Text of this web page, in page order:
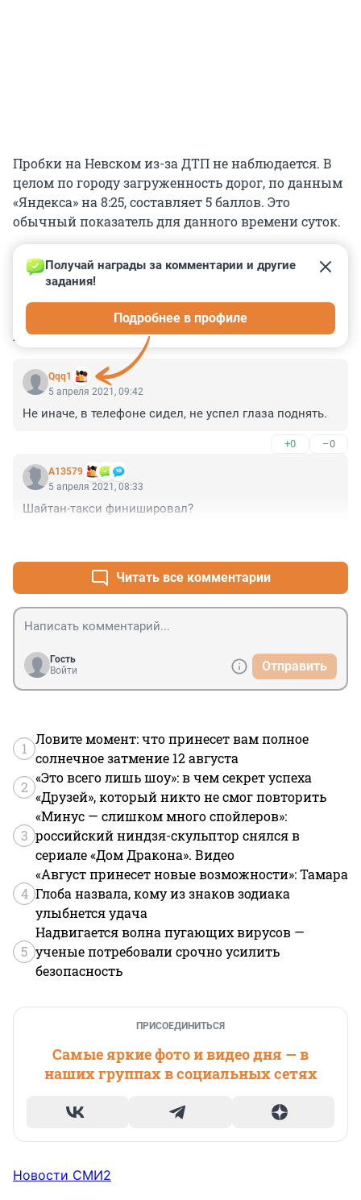
Пробки на Невском из-за ДТП не наблюдается. В
целом по городу загруженность дорог, по данным
«Яндекса» на 8:25, составляет 5 баллов. Это
обычный показатель для данного времени суток.
КОММЕНТАРИИ 2
Qqq1
Получай награды за комментарии и другие
задания!
Подробнее в профиле
5 апреля 2021, 09:42
Не иначе, в телефоне сидел, не успел глаза поднять.
+0 –0
А13579
5 апреля 2021, 08:33
Шайтан-такси финишировал?
Читать все комментарии
Гость
Войти
Отправить
1
Ловите момент: что принесет вам полное
солнечное затмение 12 августа
2
«Это всего лишь шоу»: в чем секрет успеха
«Друзей», который никто не смог повторить
3
«Минус — слишком много спойлеров»:
российский ниндзя-скульптор снялся в
сериале «Дом Дракона». Видео
4
«Август принесет новые возможности»: Тамара
Глоба назвала, кому из знаков зодиака
улыбнется удача
5
Надвигается волна пугающих вирусов —
ученые потребовали срочно усилить
безопасность
ПРИСОЕДИНИТЬСЯ
Самые яркие фото и видео дня — в
наших группах в социальных сетях
Новости СМИ2